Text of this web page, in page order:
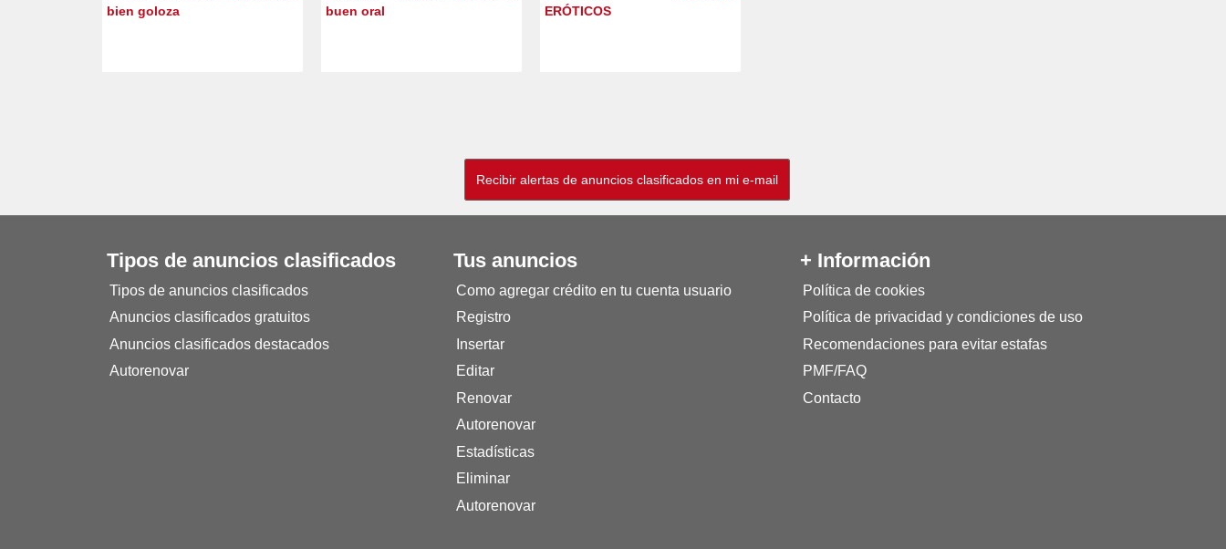
bien goloza
buen oral
ERÓTICOS
Tipos de anuncios clasificados
Tipos de anuncios clasificados
Anuncios clasificados gratuitos
Anuncios clasificados destacados
Autorenovar
Tus anuncios
Como agregar crédito en tu cuenta usuario
Registro
Insertar
Editar
Renovar
Autorenovar
Estadísticas
Eliminar
Autorenovar
+ Información
Política de cookies
Política de privacidad y condiciones de uso
Recomendaciones para evitar estafas
PMF/FAQ
Contacto